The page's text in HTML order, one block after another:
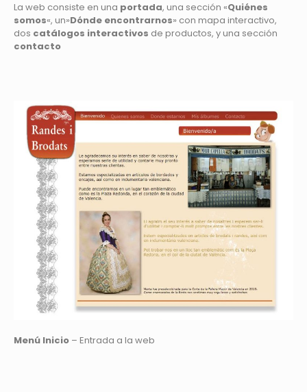
La web consiste en una portada, una sección «Quiénes
somos«, un»Dónde encontrarnos» con mapa interactivo,
dos catálogos interactivos de productos, y una sección
contacto
Menú Inicio – Entrada a la web